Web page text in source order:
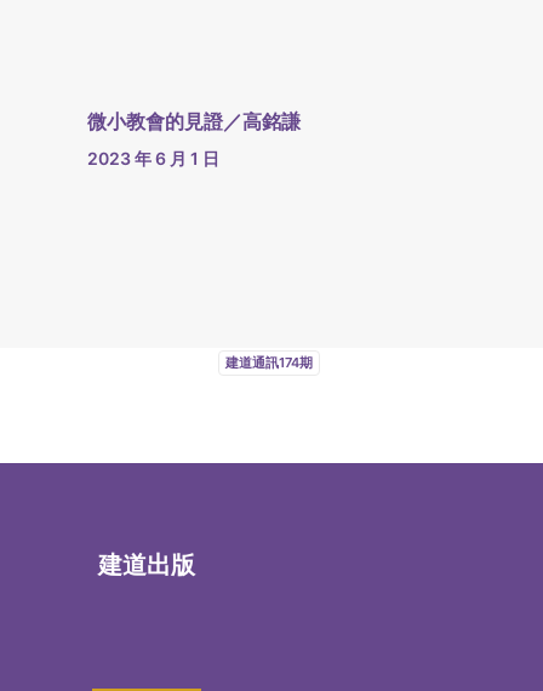
微小教會的見證／高銘謙
2023 年 6 月 1 日
建道通訊174期
建道出版